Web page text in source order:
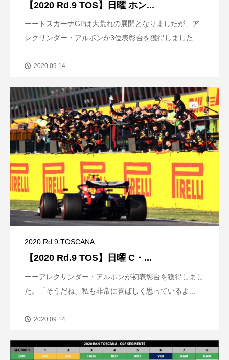
【2020 Rd.9 TOS】日曜 ホン...
ーートスカーナGPは大荒れの展開となりましたが、ア
レクサンダー・アルボンが3位表彰台を獲得しました...
2020.09.14
2020 Rd.9 TOSCANA
【2020 Rd.9 TOS】日曜 C・...
ーーアレクサンダー・アルボンが初表彰台を獲得しまし
た。「そうだね、私も非常に喜ばしく思っているよ...
2020.09.14